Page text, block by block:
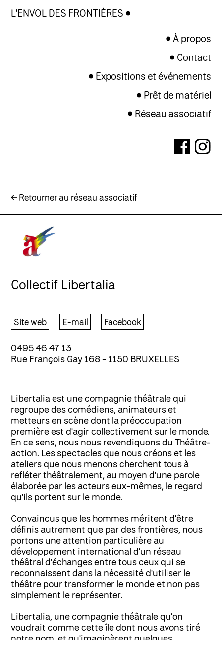
L'ENVOL DES FRONTIÈRES
À propos
Contact
Expositions et événements
Prêt de matériel
Réseau associatif
← Retourner au réseau associatif
Collectif Libertalia
Site web E-mail Facebook
0495 46 47 13
Rue François Gay 168 - 1150 BRUXELLES
Libertalia est une compagnie théâtrale qui
regroupe des comédiens, animateurs et
metteurs en scène dont la préoccupation
première est d'agir collectivement sur le monde.
En ce sens, nous nous revendiquons du Théâtre-
action. Les spectacles que nous créons et les
ateliers que nous menons cherchent tous à
refléter théâtralement, au moyen d'une parole
élaborée par les acteurs eux-mêmes, le regard
qu'ils portent sur le monde.
Convaincus que les hommes méritent d'être
définis autrement que par des frontières, nous
portons une attention particulière au
développement international d'un réseau
théâtral d'échanges entre tous ceux qui se
reconnaissent dans la nécessité d'utiliser le
théâtre pour transformer le monde et non pas
simplement le représenter.
Libertalia, une compagnie théâtrale qu'on
voudrait comme cette île dont nous avons tiré
notre nom, et qu'imaginèrent quelques